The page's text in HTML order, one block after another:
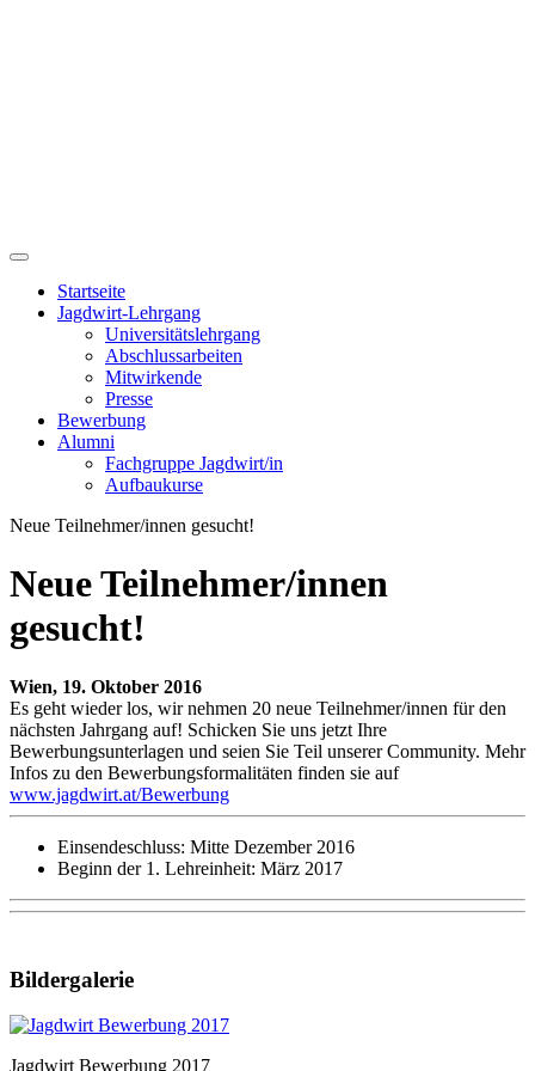
Startseite
Jagdwirt-Lehrgang
Universitätslehrgang
Abschlussarbeiten
Mitwirkende
Presse
Bewerbung
Alumni
Fachgruppe Jagdwirt/in
Aufbaukurse
Neue Teilnehmer/innen gesucht!
Neue Teilnehmer/innen
gesucht!
Wien, 19. Oktober 2016
Es geht wieder los, wir nehmen 20 neue Teilnehmer/innen für den
nächsten Jahrgang auf! Schicken Sie uns jetzt Ihre
Bewerbungsunterlagen und seien Sie Teil unserer Community. Mehr
Infos zu den Bewerbungsformalitäten finden sie auf
www.jagdwirt.at/Bewerbung
Einsendeschluss: Mitte Dezember 2016
Beginn der 1. Lehreinheit: März 2017
Bildergalerie
Jagdwirt Bewerbung 2017